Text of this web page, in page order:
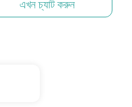
এখন চ্যাট করুন